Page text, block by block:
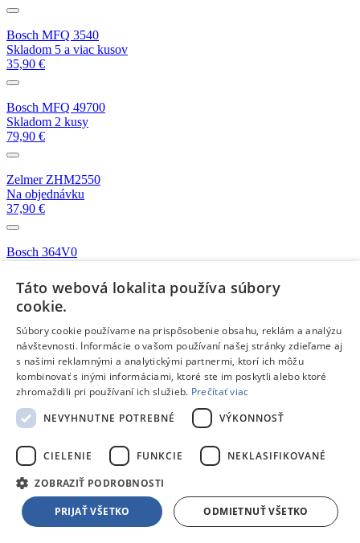
Bosch MFQ 3540
Skladom 5 a viac kusov
35,90 €
Bosch MFQ 49700
Skladom 2 kusy
79,90 €
Zelmer ZHM2550
Na objednávku
37,90 €
Bosch 364V0
59,90 €
Viac kompatibilných produktov z kategórie:
Emos 5 zásuviek 1.5m šedá
Skladom 3 kusy
17,76 €
Emos 5 zásuviek 5m šedá
Skladom 1 kus
Emos 1 zásuvka
Skladom 2 kusy
13,49 €
Táto webová lokalita používa súbory
cookie.
Súbory cookie používame na prispôsobenie obsahu, reklám a analýzu
návštevnosti. Informácie o vašom používaní našej stránky zdieľame aj
s našimi reklamnými a analytickými partnermi, ktorí ich môžu
kombinovať s inými informáciami, ktoré ste im poskytli alebo ktoré
zhromaždili pri používaní ich služieb. Prečítať viac
NEVYHNUTNE POTREBNÉ
VÝKONNOSŤ
CIELENIE FUNKCIE NEKLASIFIKOVANÉ
ZOBRAZIŤ PODROBNOSTI
PRIJAŤ VŠETKO ODMIETNUŤ VŠETKO